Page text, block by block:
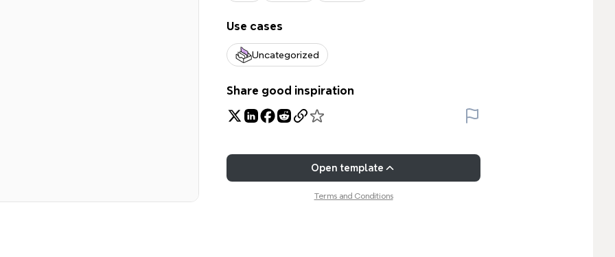
Open template
Terms and Conditions
Use cases
Uncategorized
Share good inspiration